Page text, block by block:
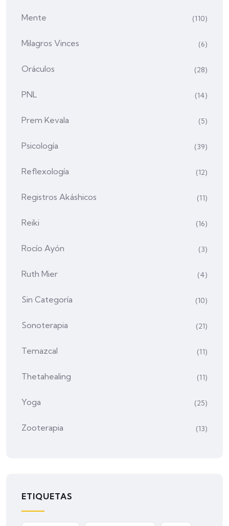
Mente (110)
Milagros Vinces (6)
Oráculos (28)
PNL (14)
Prem Kevala (5)
Psicología (39)
Reflexología (12)
Registros Akáshicos (11)
Reiki (16)
Rocío Ayón (3)
Ruth Mier (4)
Sin Categoría (10)
Sonoterapia (21)
Temazcal (11)
Thetahealing (11)
Yoga (25)
Zooterapia (13)
ETIQUETAS